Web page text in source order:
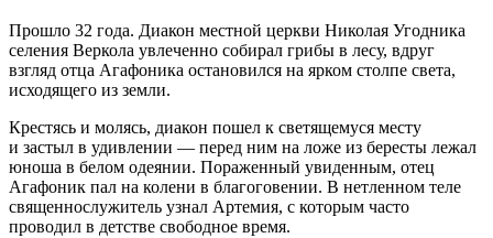
Прошло 32 года. Диакон местной церкви Николая Угодника
селения Веркола увлеченно собирал грибы в лесу, вдруг
взгляд отца Агафоника остановился на ярком столпе света,
исходящего из земли.
Крестясь и молясь, диакон пошел к светящемуся месту
и застыл в удивлении — перед ним на ложе из бересты лежал
юноша в белом одеянии. Пораженный увиденным, отец
Агафоник пал на колени в благоговении. В нетленном теле
священнослужитель узнал Артемия, с которым часто
проводил в детстве свободное время.